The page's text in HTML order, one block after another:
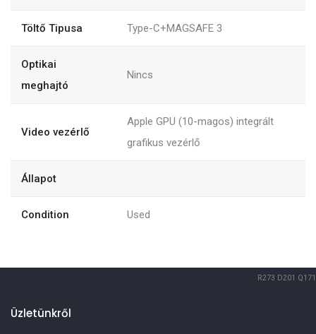
Töltő Tipusa Type-C+MAGSAFE 3
Optikai
meghajtó
Nincs
Video vezérlő
Apple GPU (10-magos) integrált
grafikus vezérlő
Állapot
Condition Used
R273 D201 Q171
Üzletünkről